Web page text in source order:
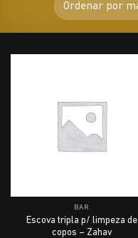
BAR
Escova tripla p/ limpeza de
copos – Zahav